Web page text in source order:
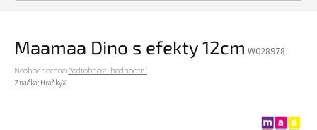
Maamaa Dino s efekty 12cm W028978
Průměrné
hodnocení
NeohodnocenoPodrobnosti hodnocení
Značka: HračkyXL